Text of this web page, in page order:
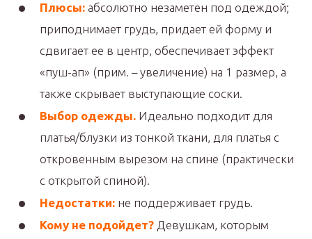
Плюсы: абсолютно незаметен под одеждой;
приподнимает грудь, придает ей форму и
сдвигает ее в центр, обеспечивает эффект
«пуш-ап» (прим. – увеличение) на 1 размер, а
также скрывает выступающие соски.
Выбор одежды. Идеально подходит для
платья/блузки из тонкой ткани, для платья с
откровенным вырезом на спине (практически
с открытой спиной).
Недостатки: не поддерживает грудь.
Кому не подойдет? Девушкам, которым